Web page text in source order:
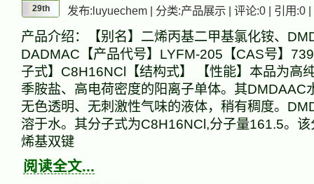
29th
发布:luyuechem | 分类:产品展示 | 评论:0 | 引用:0 |
产品介绍：【别名】二烯丙基二甲基氯化铵、
DADMAC【产品代号】LYFM-205【CAS号】
子式】C8H16NCl【结构式】 【性能】本品为高
季胺盐、高电荷密度的阳离子单体。其DMDAAC
无色透明、无刺激性气味的液体，稍有稠度。
溶于水。其分子式为C8H16NCl,分子量161.5。
烯基双键
阅读全文...